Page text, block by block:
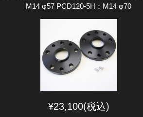
M14 φ57 PCD120-5H：M14 φ70
¥23,100(税込)